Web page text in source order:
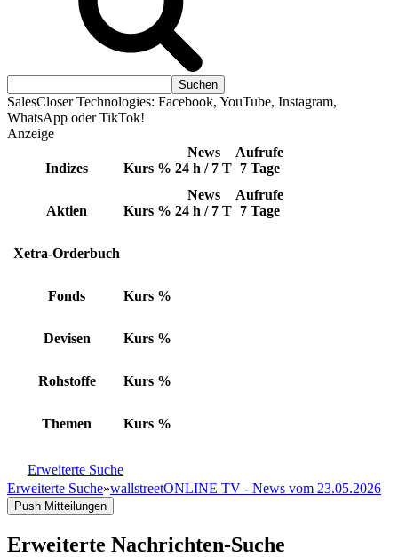
SalesCloser Technologies: Facebook, YouTube, Instagram,
WhatsApp oder TikTok!
Anzeige
Indizes Kurs %
News
24 h / 7 T
Aufrufe
7 Tage
Aktien Kurs %
News
24 h / 7 T
Aufrufe
7 Tage
Xetra-Orderbuch
Fonds Kurs %
Devisen Kurs %
Rohstoffe Kurs %
Themen Kurs %
Erweiterte Suche
Erweiterte Suche»wallstreetONLINE TV - News vom 23.05.2026
Push Mitteilungen
Erweiterte Nachrichten-Suche